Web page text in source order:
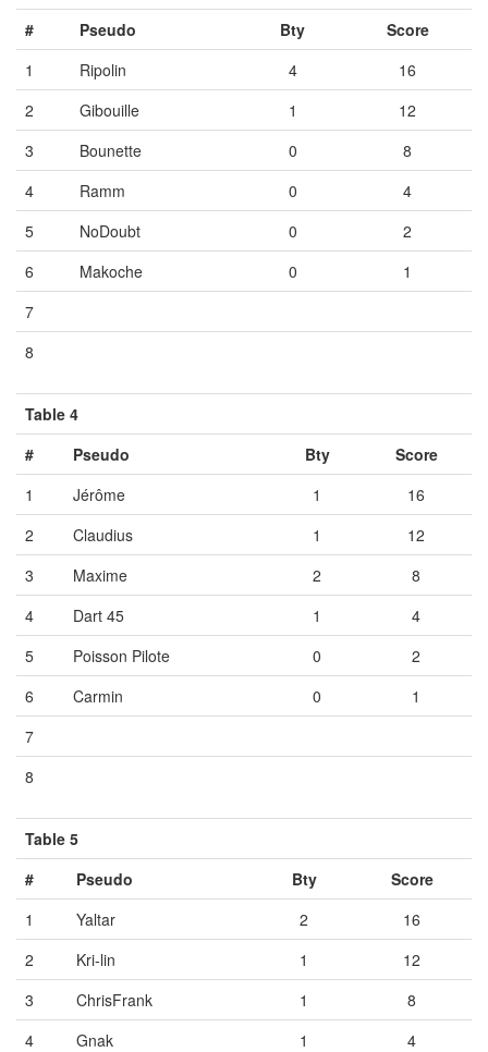
#
Pseudo Bty
Score
1
Ripolin 4
16
2
Gibouille 1
12
3
Bounette 0
8
4
Ramm 0
4
5
NoDoubt 0
2
6
Makoche 0
1
7
8
Table 4
#
Pseudo Bty
Score
1
Jérôme 1
16
2
Claudius 1
12
3
Maxime 2
8
4
Dart 45 1
4
5
Poisson Pilote 0
2
6
Carmin 0
1
7
8
Table 5
#
Pseudo Bty
Score
1
Yaltar 2
16
2
Kri-lin 1
12
3
ChrisFrank 1
8
4
Gnak 1 4